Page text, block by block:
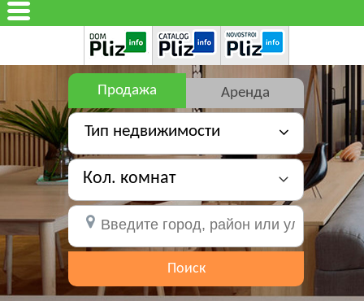
Продажа Аренда
Тип недвижимости
Кол. комнат
Поиск